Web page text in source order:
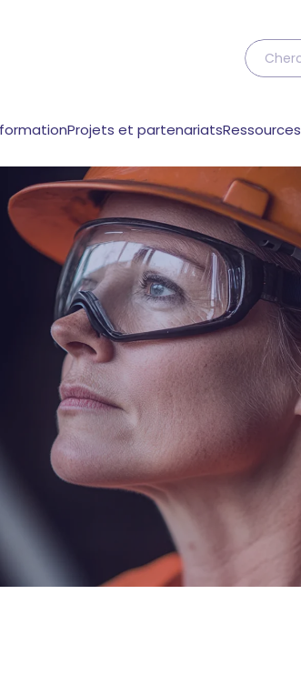
Projets et partenariatsRessources